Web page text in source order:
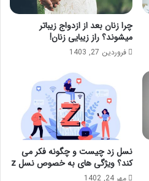
چرا زنان بعد از ازدواج زیباتر
میشوند؟ راز زیبایی زنان!
فروردین 27, 1403
نسل زد چیست و چگونه فکر می
کند؟ ویژگی های به خصوص نسل z
مهر 24, 1402